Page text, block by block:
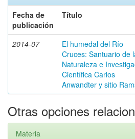
Fecha de
publicación
Título
2014-07
El humedal del Río
Cruces: Santuario de
Naturaleza e
Científica Carlos
Anwandter y sitio
Otras opciones
Materia